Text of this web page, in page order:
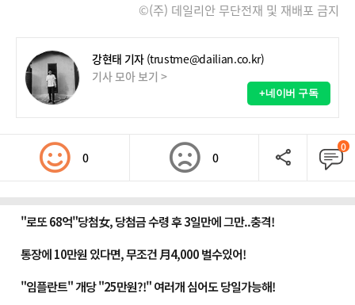
©(주) 데일리안 무단전재 및 재배포 금지
강현태 기자 (trustme@dailian.co.kr)
기사 모아 보기 >
+네이버 구독
0 0
0